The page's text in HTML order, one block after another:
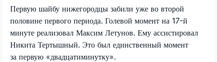
Первую шайбу нижегородцы забили уже во второй
половине первого периода. Голевой момент на 17-й
минуте реализовал Максим Летунов. Ему ассистировал
Никита Тертышный. Это был единственный момент
за первую «двадцатиминутку».